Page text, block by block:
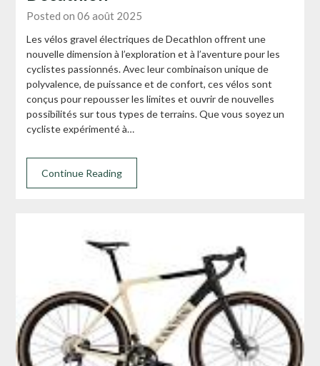
Posted on 06 août 2025
Les vélos gravel électriques de Decathlon offrent une
nouvelle dimension à l’exploration et à l’aventure pour les
cyclistes passionnés. Avec leur combinaison unique de
polyvalence, de puissance et de confort, ces vélos sont
conçus pour repousser les limites et ouvrir de nouvelles
possibilités sur tous types de terrains. Que vous soyez un
cycliste expérimenté à…
Continue Reading